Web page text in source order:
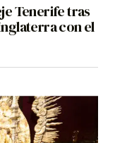
Tenerife tras
con el